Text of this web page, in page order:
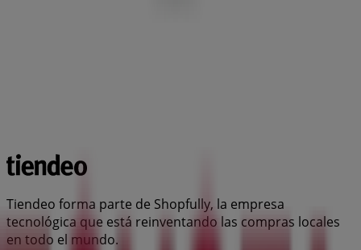
Tiendeo forma parte de Shopfully, la empresa
tecnológica que está reinventando las compras locales
en todo el mundo.